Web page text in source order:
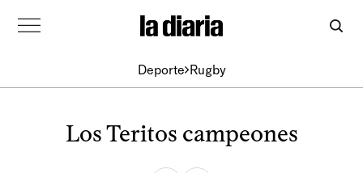
Deporte Rugby
Los Teritos campeones